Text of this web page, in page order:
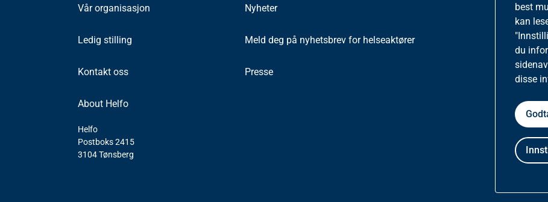
best
kan
du
disse
Vår organisasjon
Ledig stilling
Kontakt oss
About Helfo
Helfo
Postboks 2415
3104 Tønsberg
Nyheter
Meld deg på nyhetsbrev for helseaktører
Presse